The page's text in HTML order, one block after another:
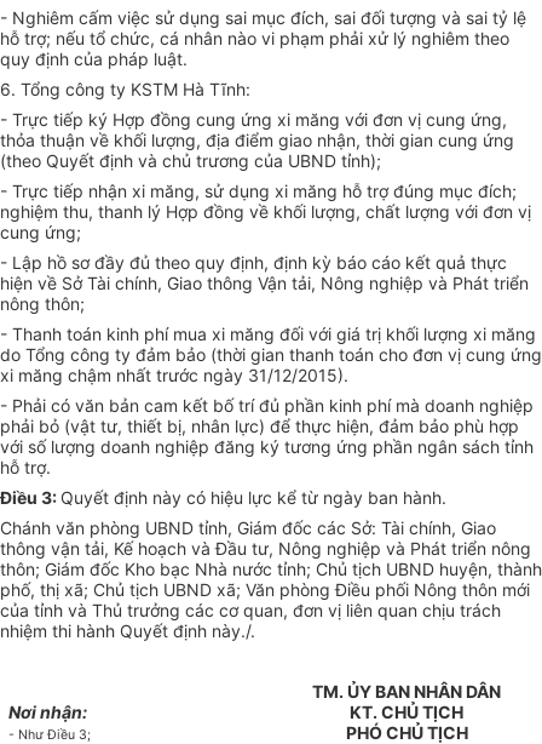
- Nghiêm cấm việc sử dụng sai mục đích, sai đối tượng và sai tỷ lệ
hỗ trợ; nếu tổ chức, cá nhân nào vi phạm phải xử lý nghiêm theo
quy định của pháp luật.
6. Tổng công ty KSTM Hà Tĩnh:
- Trực tiếp ký Hợp đồng cung ứng xi măng với đơn vị cung ứng,
thỏa thuận về khối lượng, địa điểm giao nhận, thời gian cung ứng
(theo Quyết định và chủ trương của UBND tỉnh);
- Trực tiếp nhận xi măng, sử dụng xi măng hỗ trợ đúng mục đích;
nghiệm thu, thanh lý Hợp đồng về khối lượng, chất lượng với đơn vị
cung ứng;
- Lập hồ sơ đầy đủ theo quy định, định kỳ báo cáo kết quả thực
hiện về Sở Tài chính, Giao thông Vận tải, Nông nghiệp và Phát triển
nông thôn;
- Thanh toán kinh phí mua xi măng đối với giá trị khối lượng xi măng
do Tổng công ty đảm bảo (thời gian thanh toán cho đơn vị cung ứng
xi măng chậm nhất trước ngày 31/12/2015).
- Phải có văn bản cam kết bố trí đủ phần kinh phí mà doanh nghiệp
phải bỏ (vật tư, thiết bị, nhân lực) để thực hiện, đảm bảo phù hợp
với số lượng doanh nghiệp đăng ký tương ứng phần ngân sách tỉnh
hỗ trợ.
Điều 3: Quyết định này có hiệu lực kể từ ngày ban hành.
Chánh văn phòng UBND tỉnh, Giám đốc các Sở: Tài chính, Giao
thông vận tải, Kế hoạch và Đầu tư, Nông nghiệp và Phát triển nông
thôn; Giám đốc Kho bạc Nhà nước tỉnh; Chủ tịch UBND huyện, thành
phố, thị xã; Chủ tịch UBND xã; Văn phòng Điều phối Nông thôn mới
của tỉnh và Thủ trưởng các cơ quan, đơn vị liên quan chịu trách
nhiệm thi hành Quyết định này./.
Nơi nhận:
- Như Điều 3;
TM. ỦY BAN NHÂN DÂN
KT. CHỦ TỊCH
PHÓ CHỦ TỊCH